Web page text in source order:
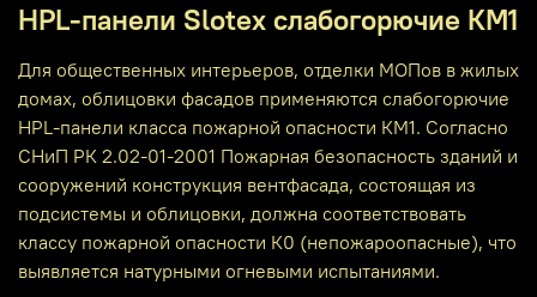
HPL-панели Slotex слабогорючие КМ1
Для общественных интерьеров, отделки МОПов в жилых
домах, облицовки фасадов применяются слабогорючие
HPL-панели класса пожарной опасности КМ1. Согласно
СНиП РК 2.02-01-2001 Пожарная безопасность зданий и
сооружений конструкция вентфасада, состоящая из
подсистемы и облицовки, должна соответствовать
классу пожарной опасности К0 (непожароопасные), что
выявляется натурными огневыми испытаниями.